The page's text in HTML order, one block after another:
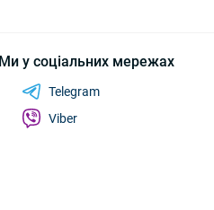
Ми у соціальних мережах
Telegram
Viber